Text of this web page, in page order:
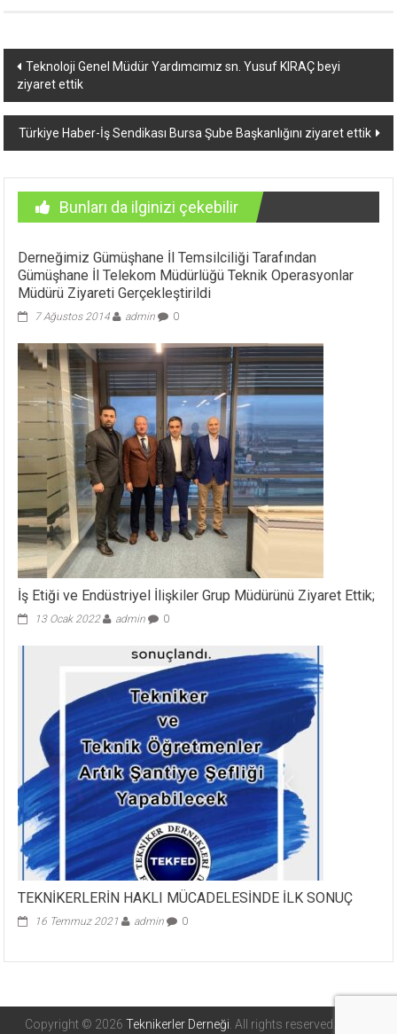
Yazı
dolaşımı
Teknoloji Genel Müdür Yardımcımız sn. Yusuf KIRAÇ beyi
ziyaret ettik
Türkiye Haber-İş Sendikası Bursa Şube Başkanlığını ziyaret ettik
Bunları da ilginizi çekebilir
Derneğimiz Gümüşhane İl Temsilciliği Tarafından
Gümüşhane İl Telekom Müdürlüğü Teknik Operasyonlar
Müdürü Ziyareti Gerçekleştirildi
7 Ağustos 2014 admin 0
İş Etiği ve Endüstriyel İlişkiler Grup Müdürünü Ziyaret Ettik;
13 Ocak 2022 admin 0
TEKNİKERLERİN HAKLI MÜCADELESİNDE İLK SONUÇ
16 Temmuz 2021 admin 0
Copyright © 2026 Teknikerler Derneği . All rights reserved. Tema: